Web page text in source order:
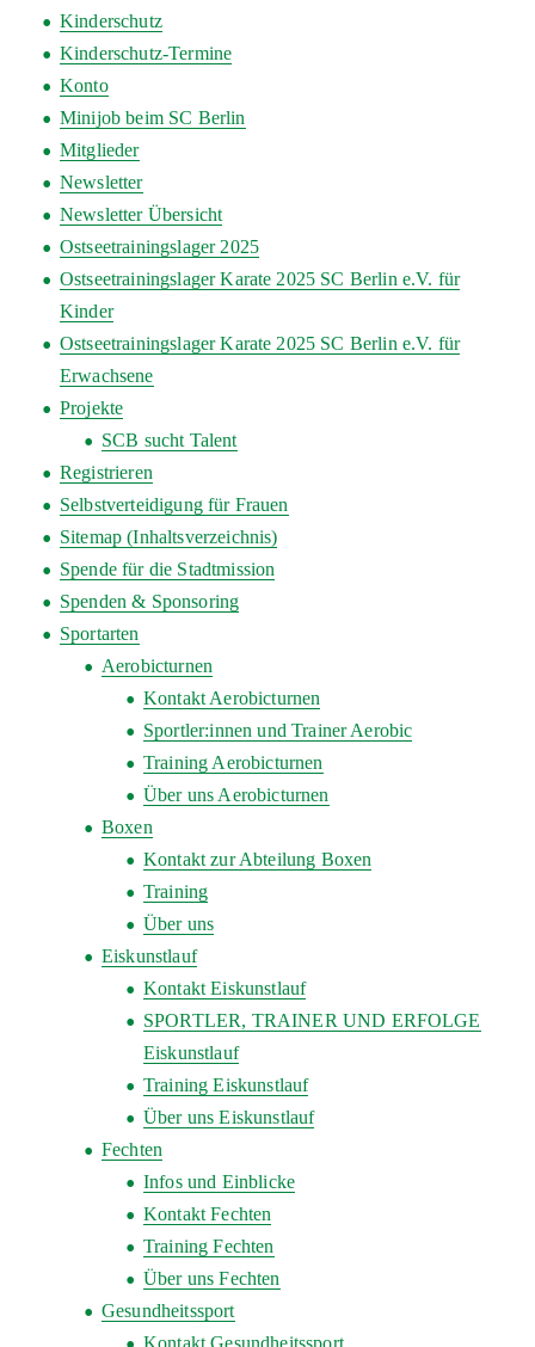
Kinderschutz
Kinderschutz-Termine
Konto
Minijob beim SC Berlin
Mitglieder
Newsletter
Newsletter Übersicht
Ostseetrainingslager 2025
Ostseetrainingslager Karate 2025 SC Berlin e.V. für
Kinder
Ostseetrainingslager Karate 2025 SC Berlin e.V. für
Erwachsene
Projekte
SCB sucht Talent
Registrieren
Selbstverteidigung für Frauen
Sitemap (Inhaltsverzeichnis)
Spende für die Stadtmission
Spenden & Sponsoring
Sportarten
Aerobicturnen
Kontakt Aerobicturnen
Sportler:innen und Trainer Aerobic
Training Aerobicturnen
Über uns Aerobicturnen
Boxen
Kontakt zur Abteilung Boxen
Training
Über uns
Eiskunstlauf
Kontakt Eiskunstlauf
SPORTLER, TRAINER UND ERFOLGE
Eiskunstlauf
Training Eiskunstlauf
Über uns Eiskunstlauf
Fechten
Infos und Einblicke
Kontakt Fechten
Training Fechten
Über uns Fechten
Gesundheitssport
Kontakt Gesundheitssport